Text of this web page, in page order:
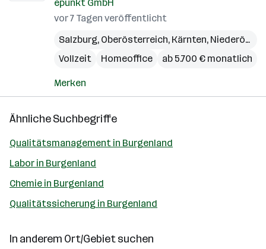
epunkt GmbH
vor 7 Tagen veröffentlicht
Salzburg, Oberösterreich, Kärnten, Niederösterreich
Vollzeit
Homeoffice ab 5.700 € monatlich
Merken
Ähnliche Suchbegriffe
Qualitätsmanagement in Burgenland
Labor in Burgenland
Chemie in Burgenland
Qualitätssicherung in Burgenland
In anderem Ort/Gebiet suchen